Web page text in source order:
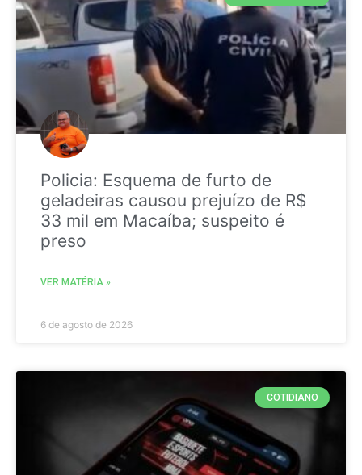
Policia: Esquema de furto de
geladeiras causou prejuízo de R$
33 mil em Macaíba; suspeito é
preso
VER MATÉRIA »
6 de agosto de 2026
COTIDIANO